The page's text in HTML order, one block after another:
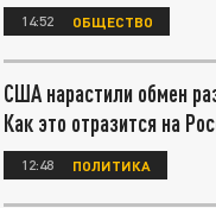
14:52 ОБЩЕСТВО
США нарастили обмен
Как это отразится на
12:48 ПОЛИТИКА